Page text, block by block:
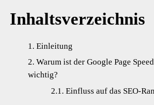
Inhaltsverzeichnis
Einleitung
Warum ist der Google Page
wichtig?
Einfluss auf das SEO-